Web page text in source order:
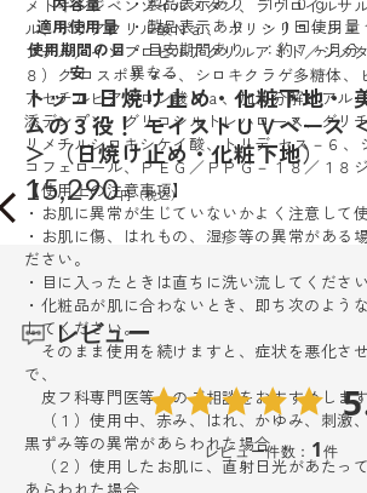
トッコ 日焼け止め・化粧下地・
ムの３役！ モイストＵＶベース
＞ （日焼け止め・化粧下地）
15,290
メトキシジベンゾイルメタン、ラウロイルサ
ル、ポリアクリル酸Ｎａ、 ポリシリコーン－
ブチル／イソプロピルアクリルアミド／ジメ
８）ク ロスポリマー、シロキクラゲ多糖体、
アセチルヒアルロン酸Ｎａ、加水分解ヒアル
添デンプン、グリコシルトレハロース、グリ
リメチルシロキシケイ酸、トリデ セス－６、
コフェロール、ＰＥＧ／ＰＰＧ－１８／１８
【使用上の注意事項】
・お肌に異常が生じていないかよく注意して
・お肌に傷、はれもの、湿疹等の異常がある
ださい。
・目に入ったときは直ちに洗い流してください
・化粧品が肌に合わないとき、即ち次のよう
してください。
そのまま使用を続けますと、症状を悪化さ
で、
皮フ科専門医等へのご相談をおすすめしま
（１）使用中、赤み、はれ、かゆみ、刺激
黒ずみ等の異常があらわれた場合
（２）使用したお肌に、直射日光があたっ
適用使用量 ・製品表示あり ・１回使用
使用期間の目
安
・目安期間あり ：約７ヶ月
異なる
レビュー
レビュー件数： 1件